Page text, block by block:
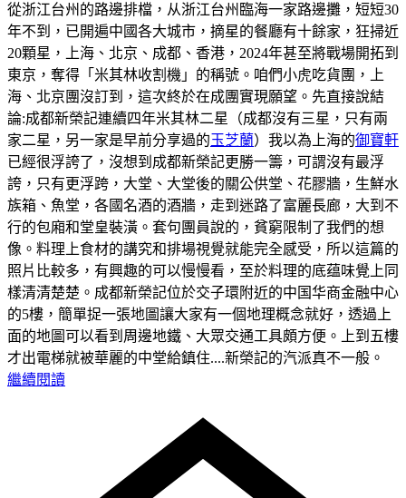
從浙江台州的路邊排檔，从浙江台州臨海一家路邊攤，短短30
年不到，已開遍中國各大城市，摘星的餐廳有十餘家，狂掃近
20顆星，上海、北京、成都、香港，2024年甚至將戰場開拓到
東京，奪得「米其林收割機」的稱號。咱們小虎吃貨團，上
海、北京團沒訂到，這次終於在成團實現願望。先直接說結
論:成都新榮記連續四年米其林二星（成都沒有三星，只有兩
家二星，另一家是早前分享過的玉芝蘭）我以為上海的御寶軒
已經很浮誇了，沒想到成都新榮記更勝一籌，可謂沒有最浮
誇，只有更浮跨，大堂、大堂後的關公供堂、花膠牆，生鮮水
族箱、魚堂，各國名酒的酒牆，走到迷路了富麗長廊，大到不
行的包廂和堂皇裝潢。套句團員說的，貧窮限制了我們的想
像。料理上食材的講究和排場視覺就能完全感受，所以這篇的
照片比較多，有興趣的可以慢慢看，至於料理的底蕴味覺上同
樣清清楚楚。 成都新榮記位於交子環附近的中国华商金融中心
的5樓，簡單捉一張地圖讓大家有一個地理概念就好，透過上
面的地圖可以看到周邊地鐵、大眾交通工具頗方便。
上到五樓
才出電梯就被華麗的中堂給鎮住....新榮記的汽派真不一般。
繼續閱讀